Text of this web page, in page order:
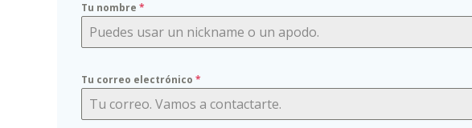
Tu nombre *
Tu correo electrónico *